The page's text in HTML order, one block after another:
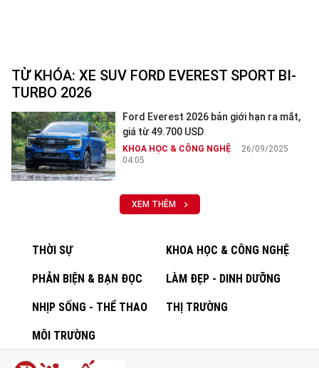
TỪ KHÓA: XE SUV FORD EVEREST SPORT BI-
TURBO 2026
Ford Everest 2026 bản giới hạn ra mắt,
giá từ 49.700 USD
KHOA HỌC & CÔNG NGHỆ
26/09/2025
04:05
XEM THÊM
THỜI SỰ KHOA HỌC & CÔNG NGHỆ
PHẢN BIỆN & BẠN ĐỌC LÀM ĐẸP - DINH DƯỠNG
NHỊP SỐNG - THỂ THAO THỊ TRƯỜNG
MÔI TRƯỜNG